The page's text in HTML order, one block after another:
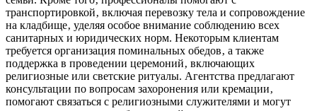
транспортировкой‚ включая перевозку тела и сопровождение
на кладбище‚ уделяя особое внимание соблюдению всех
санитарных и юридических норм. Некоторым клиентам
требуется организация поминальных обедов‚ а также
поддержка в проведении церемоний‚ включающих
религиозные или светские ритуалы. Агентства предлагают
консультации по вопросам захоронения или кремации‚
помогают связаться с религиозными служителями и могут